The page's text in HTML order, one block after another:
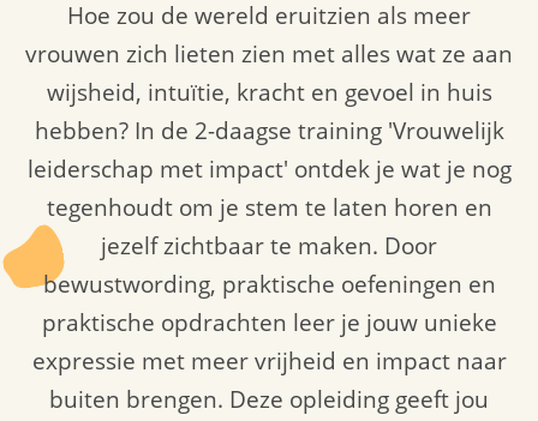
Hoe zou de wereld eruitzien als meer
vrouwen zich lieten zien met alles wat ze aan
wijsheid, intuïtie, kracht en gevoel in huis
hebben? In de 2-daagse training 'Vrouwelijk
leiderschap met impact' ontdek je wat je nog
tegenhoudt om je stem te laten horen en
jezelf zichtbaar te maken. Door
bewustwording, praktische oefeningen en
praktische opdrachten leer je jouw unieke
expressie met meer vrijheid en impact naar
buiten brengen. Deze opleiding geeft jou